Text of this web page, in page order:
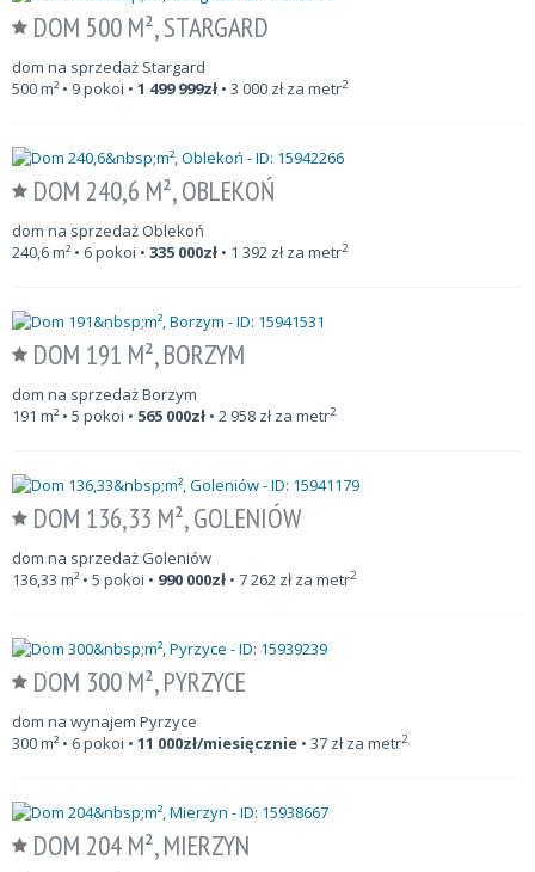
DOM 500 M², STARGARD
dom na sprzedaż Stargard
500m² • 9 pokoi • 1 499 999zł • 3 000 zł za metr2
DOM 240,6 M², OBLEKOŃ
dom na sprzedaż Oblekoń
240,6m² • 6 pokoi • 335 000zł • 1 392 zł za metr2
DOM 191 M², BORZYM
dom na sprzedaż Borzym
191 m² • 5 pokoi • 565 000zł • 2 958 zł za metr2
DOM 136,33 M², GOLENIÓW
dom na sprzedaż Goleniów
136,33 m² • 5 pokoi • 990 000zł • 7 262 zł za metr2
DOM 300 M², PYRZYCE
dom na wynajem Pyrzyce
300m² • 6 pokoi • 11 000zł/miesięcznie • 37 zł za metr2
DOM 204 M², MIERZYN